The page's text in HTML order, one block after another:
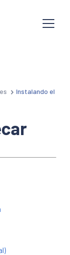
Instalando el